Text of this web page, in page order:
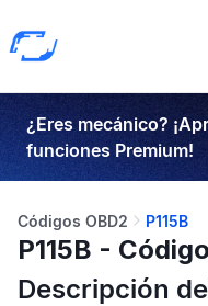
¿Eres mecánico?
funciones Premium!
Códigos OBD2 P115B
P115B -
Descripción